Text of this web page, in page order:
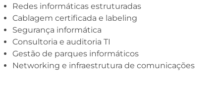
Redes informáticas estruturadas
Cablagem certificada e labeling
Segurança informática
Consultoria e auditoria TI
Gestão de parques informáticos
Networking e infraestrutura de comunicações